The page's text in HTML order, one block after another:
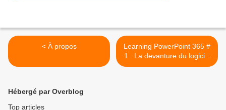
< À propos
Learning PowerPoint 365 #
1 : La devanture du logiciel
#1 >
Hébergé par Overblog
Top articles